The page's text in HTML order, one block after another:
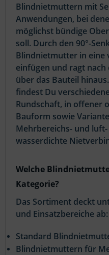
Blindnietmuttern mit
Anwendungen, bei
möglichst bündige
soll. Durch den 90°-
Blindnietmutter in eine
einfügen und ragt
über das Bauteil
findest Du
Rundschaft, in offener
Bauform sowie
Mehrbereichs- und
wasserdichte
Welche
Kategorie?
Das Sortiment deckt
und Einsatzbereiche ab:
Standard
Blindnietmuttern für